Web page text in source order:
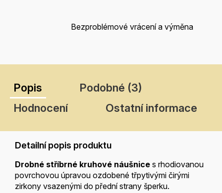
Bezproblémové vrácení a výměna
Popis
Podobné (3)
Hodnocení
Ostatní informace
Detailní popis produktu
Drobné stříbrné kruhové náušnice s rhodiovanou
povrchovou úpravou ozdobené třpytivými čirými
zirkony vsazenými do přední strany šperku.